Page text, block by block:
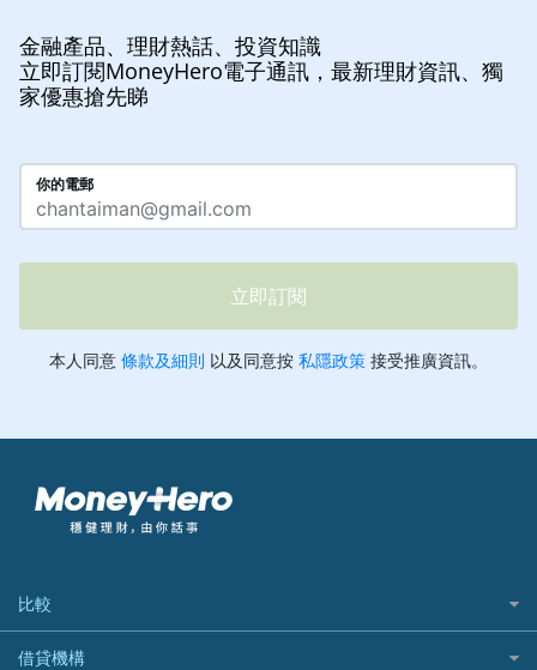
金融產品、理財熱話、投資知識
立即訂閱MoneyHero電子通訊，最新理財資訊、獨
家優惠搶先睇
比較
私人貸款比較
借貸機構